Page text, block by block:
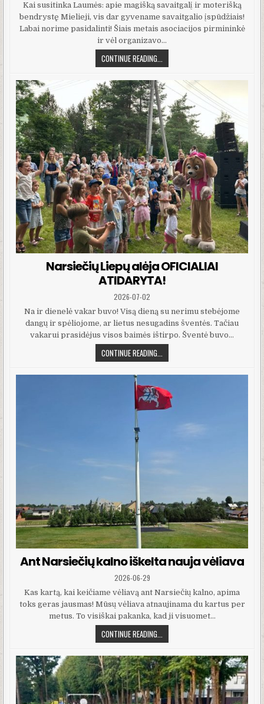
Kai susitinka Laumės: apie magišką savaitgalį ir moterišką
bendrystę Mielieji, vis dar gyvename savaitgalio įspūdžiais!
Labai norime pasidalinti! Šiais metais asociacijos pirmininkė
ir vėl organizavo…
CONTINUE READING...
Narsiečių Liepų alėja OFICIALIAI
ATIDARYTA!
PUBLISHED DATE:
2026-07-02
Na ir dienelė vakar buvo! Visą dieną su nerimu stebėjome
dangų ir spėliojome, ar lietus nesugadins šventės. Tačiau
vakarui prasidėjus visos baimės ištirpo. Šventė buvo…
CONTINUE READING...
Ant Narsiečių kalno iškelta nauja vėliava
PUBLISHED DATE:
2026-06-29
Kas kartą, kai keičiame vėliavą ant Narsiečių kalno, apima
toks geras jausmas! Mūsų vėliava atnaujinama du kartus per
metus. To visiškai pakanka, kad ji visuomet…
CONTINUE READING... ANT NARSIEČIŲ KALNO IŠKELTA